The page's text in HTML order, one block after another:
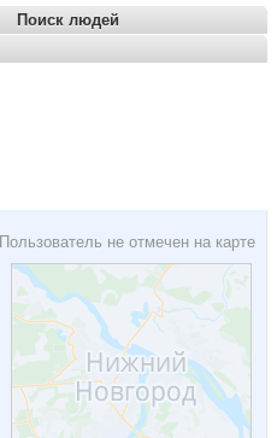
Поиск людей
Пользователь не отмечен на карте